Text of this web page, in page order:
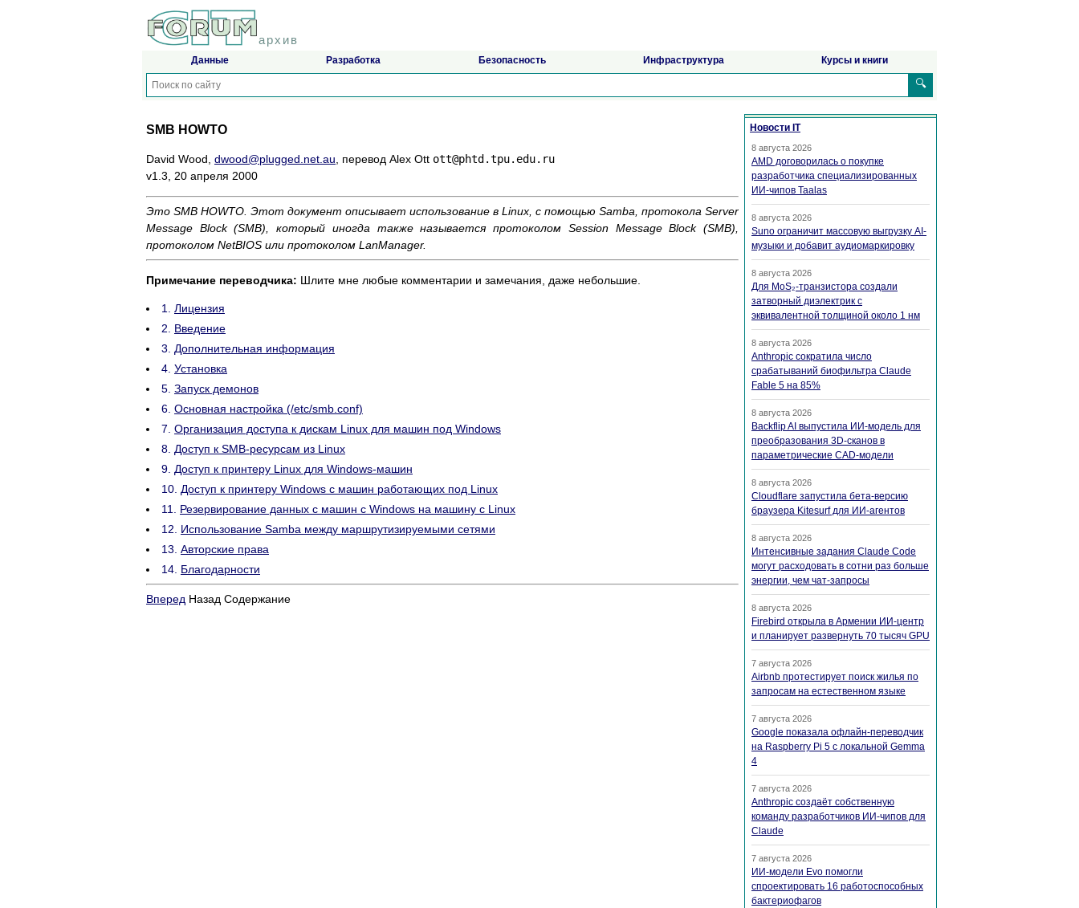
архив
Данные Разработка Безопасность Инфраструктура Курсы и книги
🔍
SMB HOWTO
David Wood, dwood@plugged.net.au , перевод Alex Ott ott@phtd.tpu.edu.ru
v1.3, 20 апреля 2000
Это SMB HOWTO. Этот документ описывает использование в Linux, с помощью Samba, протокола Server
Message Block (SMB), который иногда также называется протоколом Session Message Block (SMB),
протоколом NetBIOS или протоколом LanManager.
Примечание переводчика: Шлите мне любые комментарии и замечания, даже небольшие.
1.
Лицензия
2.
Введение
3.
Дополнительная информация
4. Установка
5. Запуск демонов
6. Основная настройка (/etc/smb.conf)
7. Организация доступа к дискам Linux для машин под Windows
8. Доступ к SMB-ресурсам из Linux
9. Доступ к принтеру Linux для Windows-машин
10. Доступ к принтеру Windows с машин работающих под Linux
11.
Резервирование данных с машин с Windows на машину с Linux
12.
Использование Samba между маршрутизируемыми сетями
13. Авторские права
14. Благодарности
Вперед Назад Содержание
Новости IT
8 августа 2026
AMD договорилась о покупке
разработчика специализированных
ИИ-чипов Taalas
8 августа 2026
Suno ограничит массовую выгрузку AI-
музыки и добавит аудиомаркировку
8 августа 2026
Для MoS₂-транзистора создали
затворный диэлектрик с
эквивалентной толщиной около 1 нм
8 августа 2026
Anthropic сократила число
срабатываний биофильтра Claude
Fable 5 на 85%
8 августа 2026
Backflip AI выпустила ИИ-модель для
преобразования 3D-сканов в
параметрические CAD-модели
8 августа 2026
Cloudflare запустила бета-версию
браузера Kitesurf для ИИ-агентов
8 августа 2026
Интенсивные задания Claude Code
могут расходовать в сотни раз больше
энергии, чем чат-запросы
8 августа 2026
Firebird открыла в Армении ИИ-центр
и планирует развернуть 70 тысяч GPU
7 августа 2026
Airbnb протестирует поиск жилья по
запросам на естественном языке
7 августа 2026
Google показала офлайн-переводчик
на Raspberry Pi 5 с локальной Gemma
4
7 августа 2026
Anthropic создаёт собственную
команду разработчиков ИИ-чипов для
Claude
7 августа 2026
ИИ-модели Evo помогли
спроектировать 16 работоспособных
бактериофагов